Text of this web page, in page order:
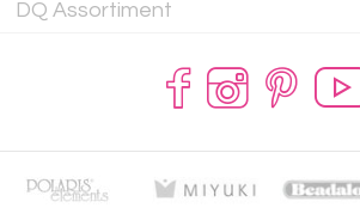
DQ Assortiment